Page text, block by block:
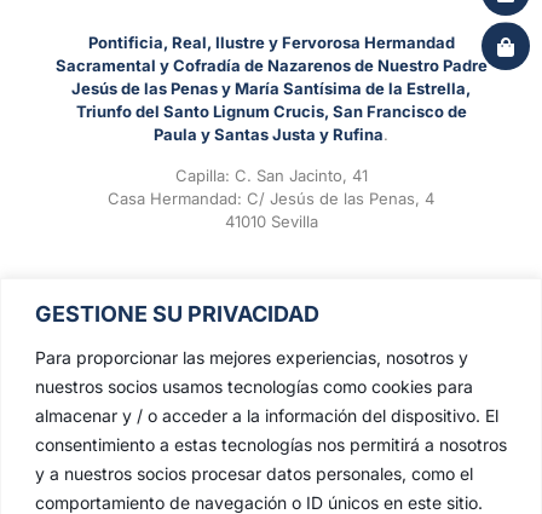
GESTIONE SU PRIVACIDAD
Para proporcionar las mejores experiencias, nosotros y
nuestros socios usamos tecnologías como cookies para
almacenar y / o acceder a la información del dispositivo. El
consentimiento a estas tecnologías nos permitirá a nosotros
y a nuestros socios procesar datos personales, como el
comportamiento de navegación o ID únicos en este sitio.
Pontificia, Real, Ilustre y Fervorosa Hermandad
Sacramental y Cofradía de Nazarenos de Nuestro Padre
Jesús de las Penas y María Santísima de la Estrella,
Triunfo del Santo Lignum Crucis, San Francisco de
Paula y Santas Justa y Rufina.
Capilla: C. San Jacinto, 41
Casa Hermandad: C/ Jesús de las Penas, 4
41010 Sevilla